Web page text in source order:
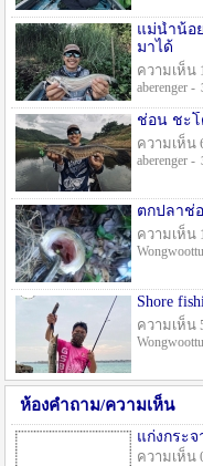
แม่น้ำน้อ
มาได้
ความเห็น
aberenger -
ช่อน ชะโ
ความเห็น
aberenger -
ตกปลาช่
ความเห็น
Shore
ความเห็น
ห้องคำถาม/ความเห็น
แก่งกระ
ความเห็น